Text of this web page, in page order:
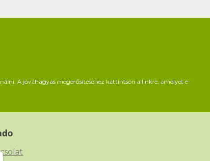
A jóváhagyás megerősítéséhez kattintson a linkre, amelyet e-